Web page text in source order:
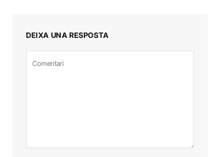
DEIXA UNA RESPOSTA